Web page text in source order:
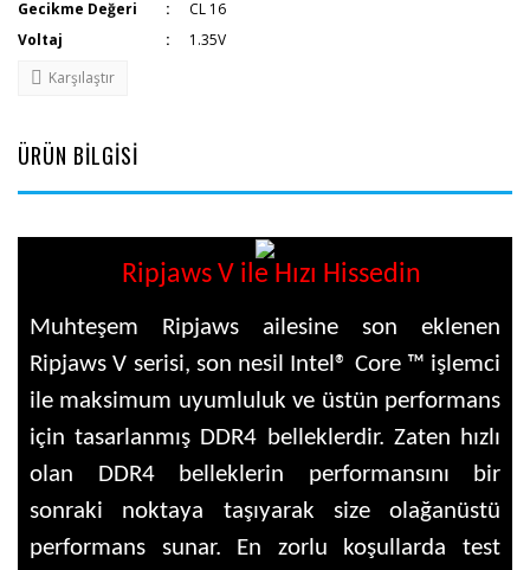
Gecikme Değeri
CL 16
Voltaj
1.35V
Karşılaştır
ÜRÜN BİLGİSİ
Ripjaws V ile Hızı Hissedin
Muhteşem Ripjaws ailesine son eklenen
Ripjaws V serisi, son nesil Intel® Core ™ işlemci
ile maksimum uyumluluk ve üstün performans
için tasarlanmış DDR4 belleklerdir. Zaten hızlı
olan DDR4 belleklerin performansını bir
sonraki noktaya taşıyarak size olağanüstü
performans sunar. En zorlu koşullarda test